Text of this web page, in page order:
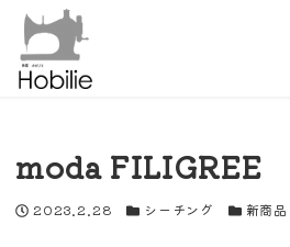
moda FILIGREE
投稿日
2023.2.28 カテゴリー
シーチング カテゴリー
新商品